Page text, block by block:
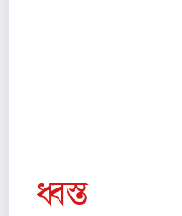
ধ্বস্ত